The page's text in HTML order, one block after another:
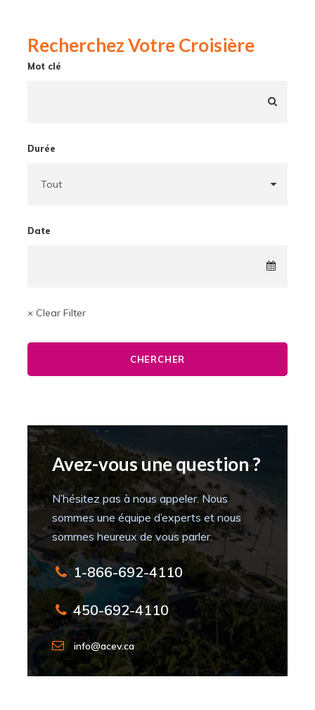
Recherchez Votre Croisière
Mot clé
Durée
Date
× Clear Filter
Avez-vous une question ?
N’hésitez pas à nous appeler. Nous
sommes une équipe d’experts et nous
sommes heureux de vous parler.
1-866-692-4110
450-692-4110
info@acev.ca